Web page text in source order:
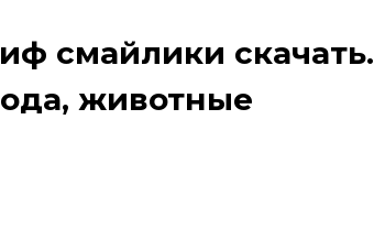
смайлики скачать.
животные